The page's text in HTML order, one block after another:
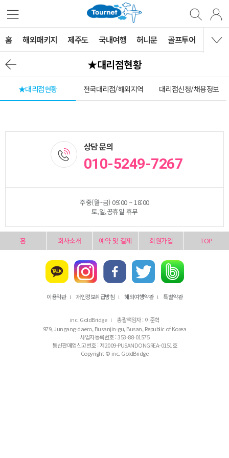
홈 해외패키지 제주도 국내여행 허니문 골프투어 MVG
★대리점현황
★대리점현황 전국대리점/해외지역 대리점신청/채용정보
상담 문의
010-5249-7267
주중(월~금) 09:00 ~ 18:00
토,일,공휴일 휴무
홈 회사소개 예약 및 결제 회원가입 TOP
이용약관 l 개인정보취급방침 l 해외여행약관 l 특별약관
inc. GoldBridge l
총괄책임자 : 이준혁
979, Jungang-daero, Busanjin-gu, Busan, Republic of Korea
사업자등록번호 : 353-88-01575
통신판매업신고번호 : 제2009-PUSANDONGREA-0151호
Copyright © inc. GoldBridge